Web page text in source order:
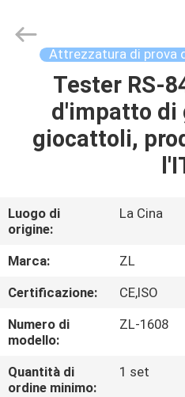
CASA
PRODOTTI
CIRCA
NOI
GIRO
DELLA
FABBRICA
Instrument
Technology
Attrezzatura di prova
Tester RS-
d'impatto di
giocattoli,
Luogo di
origine:
La Cina
Marca:
ZL
Certificazione:
CE,ISO
Numero di
modello:
ZL-1608
Quantità di
ordine minimo:
1 set